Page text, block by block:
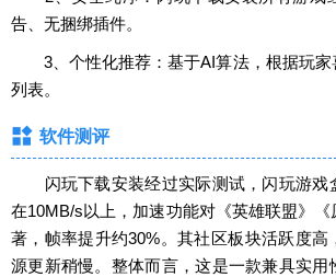
告、无捆绑插件。
3、个性化推荐：基于AI算法，根据玩家
列表。
软件测评
闪玩下载安装经过实际测试，闪玩游戏
在10MB/s以上，加速功能对《英雄联盟》《
著，帧率提升约30%。其社区板块活跃度高
源更新稍慢。整体而言，这是一款兼具实用